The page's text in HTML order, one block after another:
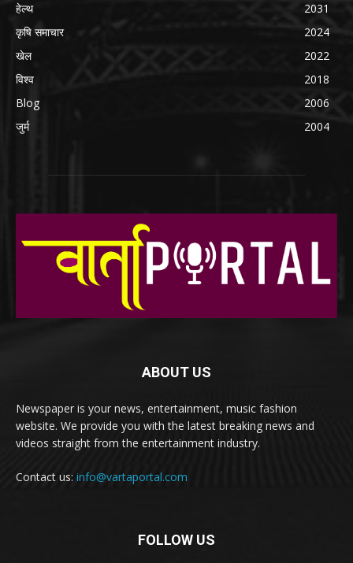
हेल्थ
2031
कृषि समाचार
2024
खेल
2022
विश्व
2018
Blog
2006
जुर्म
2004
ABOUT US
Newspaper is your news, entertainment, music fashion
website. We provide you with the latest breaking news and
videos straight from the entertainment industry.
Contact us: info@vartaportal.com
FOLLOW US